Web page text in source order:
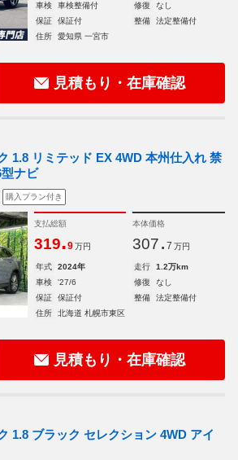
車検
車検整備付 修復
なし
保証
保証付 整備
法定整備付
住所
愛知県 一宮市
見積もり・在庫確認
1.8 リミテッド EX 4WD 本州仕入れ 禁
ナビ
購入プラン付き
支払総額
319.9 万円
本体価格
307. 7 万円
年式 2024年 走行
1.2万km
車検
'27/6 修復
なし
保証
保証付 整備
法定整備付
住所
北海道 札幌市東区
見積もり・在庫確認
1.8 ブラック セレクション 4WD アイ